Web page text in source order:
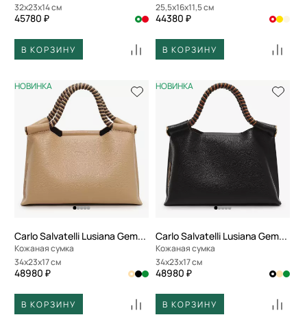
32x23x14 см
45780 ₽
В КОРЗИНУ
25,5x16x11,5 см
44380 ₽
В КОРЗИНУ
НОВИНКА
Carlo Salvatelli Lusiana Gemma
Кожаная сумка
34x23x17 см
48980 ₽
В КОРЗИНУ
НОВИНКА
Carlo Salvatelli Lusiana Gemma
Кожаная сумка
34x23x17 см
48980 ₽
В КОРЗИНУ